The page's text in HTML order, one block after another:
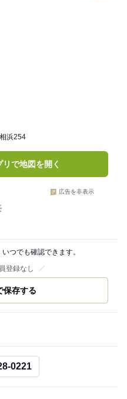
浜254
で地図を開く
広告を非表示
つでも確認できます。
登録なし
保存する
0221